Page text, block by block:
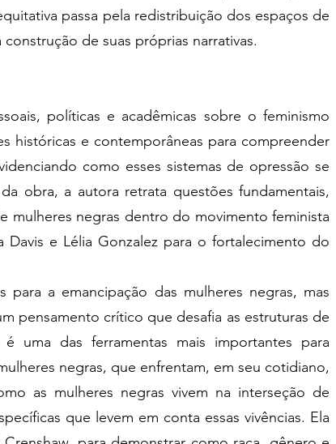
passa pela redistribuição dos espaços de
de suas próprias narrativas.
políticas e acadêmicas sobre o feminismo
históricas e contemporâneas para compreender
como esses sistemas de opressão se
obra, a autora retrata questões fundamentais,
mulheres negras dentro do movimento feminista
e Lélia Gonzalez para o fortalecimento do
para a emancipação das mulheres negras, mas
pensamento crítico que desafia as estruturas de
uma das ferramentas mais importantes para
negras, que enfrentam, em seu cotidiano,
as mulheres negras vivem na interseção de
que levem em conta essas vivências. Ela